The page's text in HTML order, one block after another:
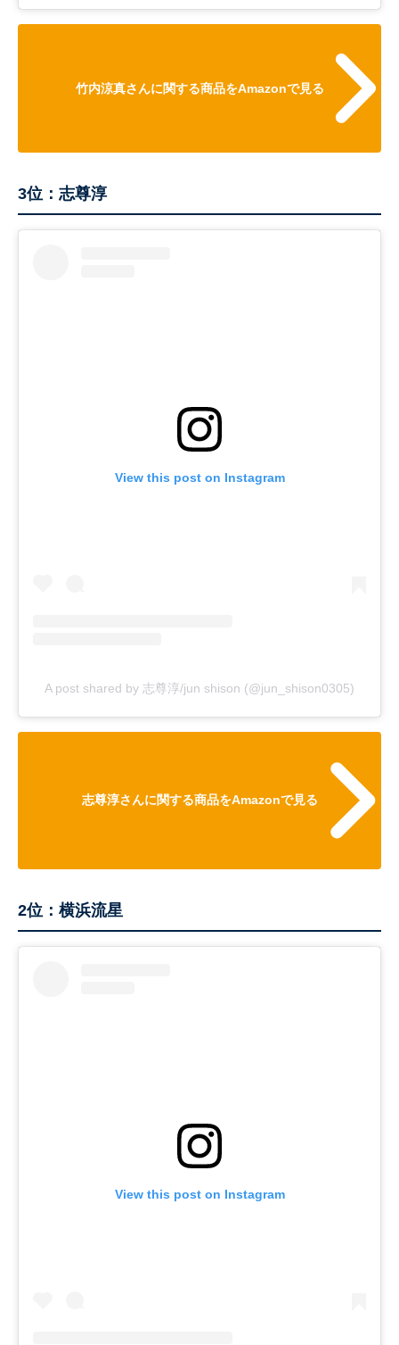
竹内涼真さんに関する商品をAmazonで見る
3位：志尊淳
View this post on Instagram
A post shared by 志尊淳/jun shison (@jun_shison0305)
志尊淳さんに関する商品をAmazonで見る
2位：横浜流星
View this post on Instagram